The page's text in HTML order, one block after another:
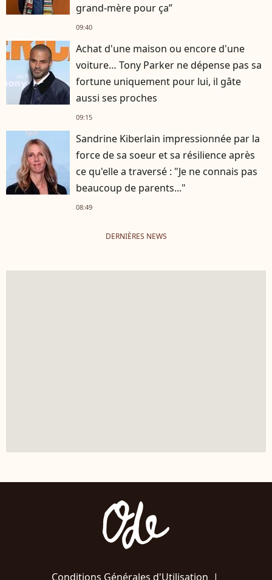
grand-mère pour ça”
09:40
Achat d'une maison ou encore d'une
voiture… Tony Parker ne dépense pas sa
fortune uniquement pour lui, il gâte
aussi ses proches
09:15
Sandrine Kiberlain impressionnée par la
force de sa soeur et sa résilience après
ce qu'elle a traversé : "Je ne connais pas
beaucoup de parents..."
08:49
DERNIÈRES NEWS
Conditions Générales d'Utilisation |